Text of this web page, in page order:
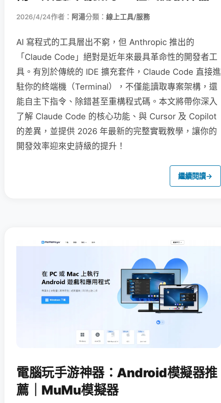
2026/4/24作者： 阿湯分類： 線上工具/服務
AI 寫程式的工具層出不窮，但 Anthropic 推出的
「Claude Code」絕對是近年來最具革命性的開發者工
具。有別於傳統的 IDE 擴充套件，Claude Code 直接進
駐你的終端機（Terminal），不僅能讀取專案架構，還
能自主下指令、除錯甚至重構程式碼。本文將帶你深入
了解 Claude Code 的核心功能、與 Cursor 及 Copilot
的差異，並提供 2026 年最新的完整實戰教學，讓你的
開發效率迎來史詩級的提升！
繼續閱讀→
電腦玩手游神器：Android模擬器推
薦｜MuMu模擬器